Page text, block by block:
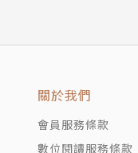
關於我們
會員服務條款
數位閱讀服務條款